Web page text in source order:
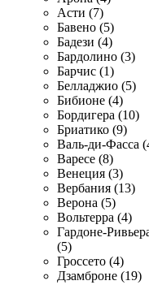
Асти (7)
Бавено (5)
Бадези (4)
Бардолино (3)
Барчис (1)
Белладжио (5)
Бибионе (4)
Бордигера (10)
Бриатико (9)
Валь-ди-Фасса
Варесе (8)
Венеция (3)
Вербания (13)
Верона (5)
Вольтерра (4)
Гардоне-
(5)
Гроссето (4)
Дзамброне (19)